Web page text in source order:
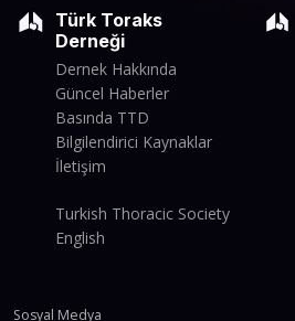
Türk Toraks
Derneği
Dernek Hakkında
Güncel Haberler
Basında TTD
Bilgilendirici Kaynaklar
İletişim
Turkish Thoracic Society
English
Sosyal Medya